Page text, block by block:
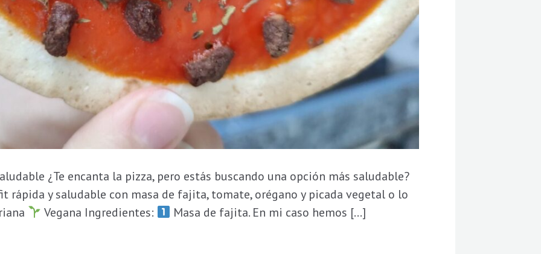
¿Te encanta la pizza, pero estás buscando una opción más saludable?
rápida y saludable con masa de fajita, tomate, orégano y picada vegetal o lo
Vegana Ingredientes: Masa de fajita. En mi caso hemos […]